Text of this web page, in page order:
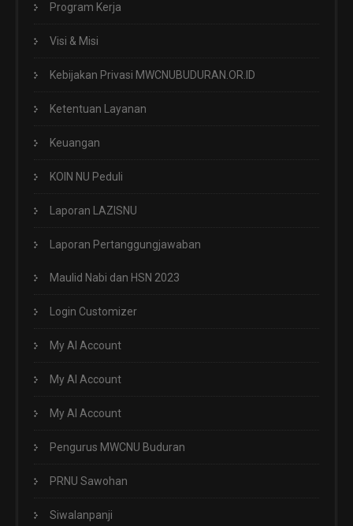
Program Kerja
Visi & Misi
Kebijakan Privasi MWCNUBUDURAN.OR.ID
Ketentuan Layanan
Keuangan
KOIN NU Peduli
Laporan LAZISNU
Laporan Pertanggungjawaban
Maulid Nabi dan HSN 2023
Login Customizer
My AI Account
My AI Account
My AI Account
Pengurus MWCNU Buduran
PRNU Sawohan
Siwalanpanji